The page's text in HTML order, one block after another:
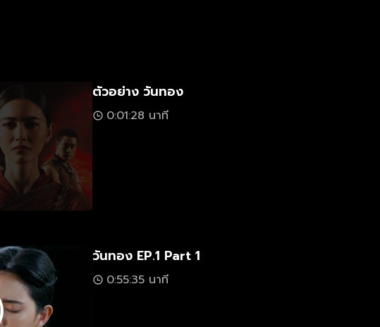
ตัวอย่าง วันทอง
0:01:28 นาที
วันทอง EP.1 Part 1
0:55:35 นาที